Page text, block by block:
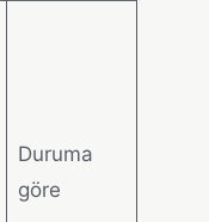
Duruma
göre